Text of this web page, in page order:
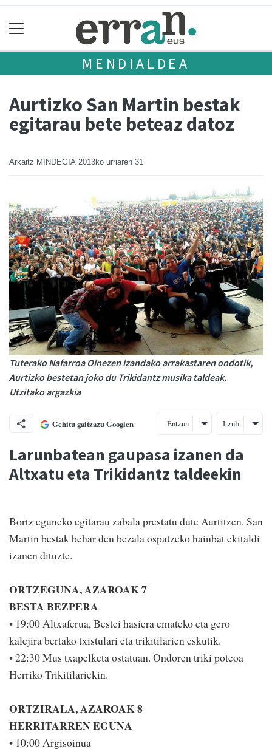
MENDIALDEA
Aurtizko San Martin bestak
egitarau bete beteaz datoz
Arkaitz MINDEGIA 2013ko urriaren 31
Tuterako Nafarroa Oinezen izandako arrakastaren ondotik,
Aurtizko bestetan joko du Trikidantz musika taldeak.
Utzitako argazkia
Gehitu gaitzazu Googlen Entzun Itzuli
Larunbatean gaupasa izanen da
Altxatu eta Trikidantz taldeekin
Bortz eguneko egitarau zabala prestatu dute Aurtitzen. San
Martin bestak behar den bezala ospatzeko hainbat ekitaldi
izanen dituzte.
ORTZEGUNA, AZAROAK 7
BESTA BEZPERA
• 19:00 Altxaferua, Bes­tei hasiera emateko eta gero
kalejira bertako txistulari eta trikitilarien eskutik.
• 22:30 Mus txapelketa ostatuan. Ondoren triki poteoa
Herriko Trikitilariekin.
ORTZIRALA, AZAROAK 8
HERRITARREN EGUNA
• 10:00 Argisoinua